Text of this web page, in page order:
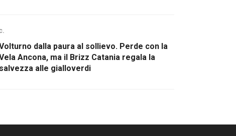
dalla paura al sollievo. Perde con la
Ancona, ma il Brizz Catania regala la
salvezza alle gialloverdi